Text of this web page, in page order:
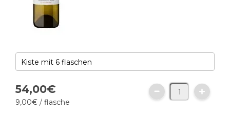
54,00€
9,00€ / flasche